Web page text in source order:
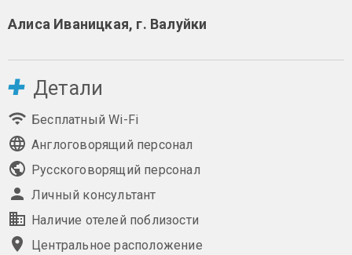
Алиса Иваницкая, г. Валуйки
Детали
Бесплатный Wi-Fi
Англоговорящий персонал
Русскоговорящий персонал
Личный консультант
Наличие отелей поблизости
Центральное расположение